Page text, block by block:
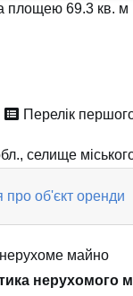
площею 69.3 кв. м
Перелік
селище
про об'єкт оренди
нерухоме майно
нерухомого